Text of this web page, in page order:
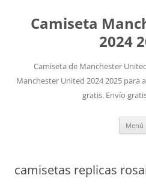
Camiseta
2024
Camiseta de Manchester
Manchester United 2024 2025 para
gratis. Envío
Menú
camisetas replicas